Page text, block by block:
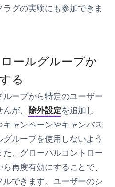
グの実験にも参加できま
ールグループか
る
ープから特定のユーザー
が、 除外設定を追加し
ャンペーンやキャンバス
グループを使用しないよう
、グローバルコントロー
再度有効にすることで、
できます。ユーザーのシ